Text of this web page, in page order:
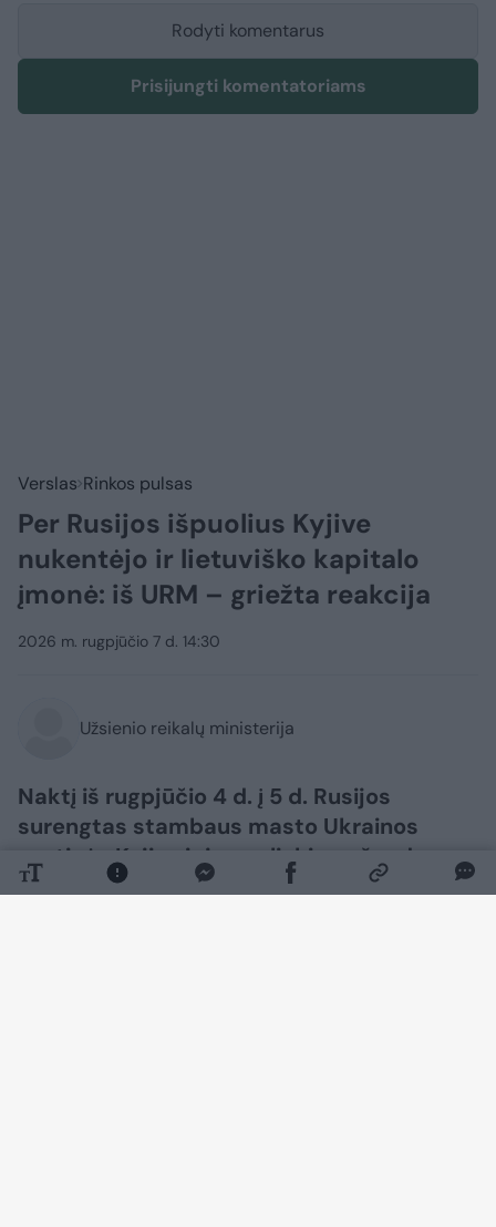
Rodyti komentarus
Prisijungti komentatoriams
Verslas Rinkos pulsas
Per Rusijos išpuolius Kyjive
nukentėjo ir lietuviško kapitalo
įmonė: iš URM – griežta reakcija
2026 m. rugpjūčio 7 d. 14:30
Užsienio reikalų ministerija
Naktį iš rugpjūčio 4 d. į 5 d. Rusijos
surengtas stambaus masto Ukrainos
sostinės Kyjivo ir jo apylinkių apšaudymas
nusinešė mažiausiai 17 civilių gyventojų